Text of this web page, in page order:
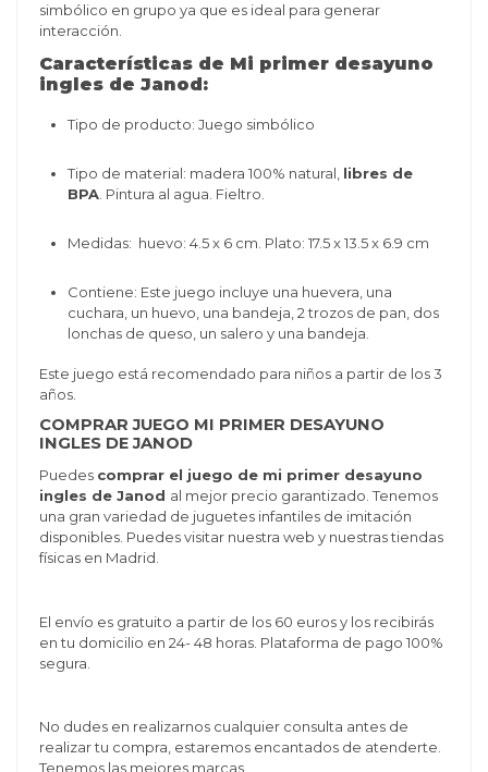
simbólico en grupo ya que es ideal para generar
interacción.
Características de Mi primer desayuno
ingles de Janod:
Tipo de producto: Juego simbólico
Tipo de material: madera 100% natural, libres de
BPA. Pintura al agua. Fieltro.
Medidas: huevo: 4.5 x 6 cm. Plato: 17.5 x 13.5 x 6.9 cm
Contiene: Este juego incluye una huevera, una
cuchara, un huevo, una bandeja, 2 trozos de pan, dos
lonchas de queso, un salero y una bandeja.
Este juego está recomendado para niños a partir de los 3
años.
COMPRAR JUEGO MI PRIMER DESAYUNO
INGLES DE JANOD
Puedes comprar el juego de mi primer desayuno
ingles de Janod al mejor precio garantizado. Tenemos
una gran variedad de juguetes infantiles de imitación
disponibles. Puedes visitar nuestra web y nuestras tiendas
físicas en Madrid.
El envío es gratuito a partir de los 60 euros y los recibirás
en tu domicilio en 24- 48 horas. Plataforma de pago 100%
segura.
No dudes en realizarnos cualquier consulta antes de
realizar tu compra, estaremos encantados de atenderte.
Tenemos las mejores marcas.